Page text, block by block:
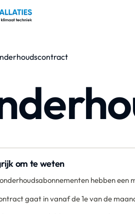
om te weten
hebben een
gaat in vanaf de 1e van de